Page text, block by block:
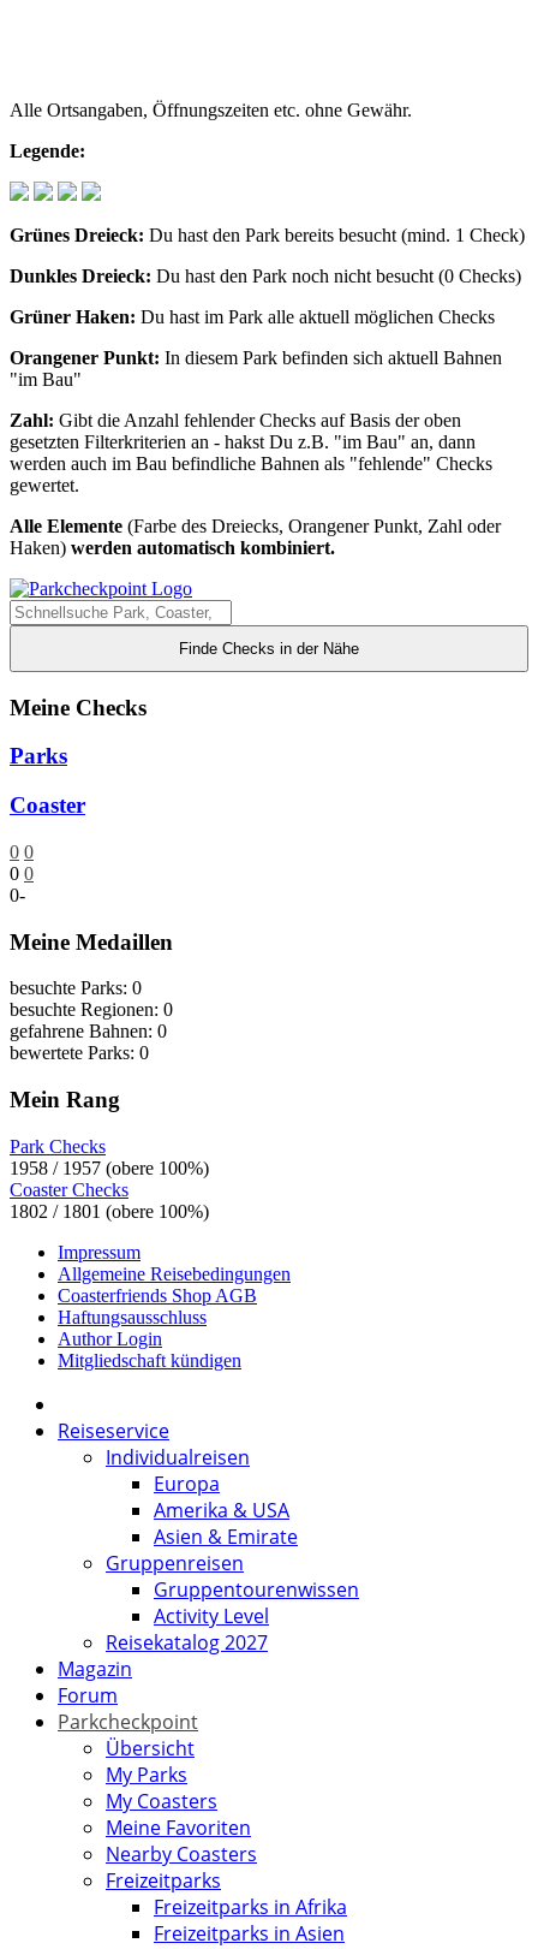
Alle Ortsangaben, Öffnungszeiten etc. ohne Gewähr.
Legende:
Grünes Dreieck: Du hast den Park bereits besucht (mind. 1 Check)
Dunkles Dreieck: Du hast den Park noch nicht besucht (0 Checks)
Grüner Haken: Du hast im Park alle aktuell möglichen Checks
Orangener Punkt: In diesem Park befinden sich aktuell Bahnen
"im Bau"
Zahl: Gibt die Anzahl fehlender Checks auf Basis der oben
gesetzten Filterkriterien an - hakst Du z.B. "im Bau" an, dann
werden auch im Bau befindliche Bahnen als "fehlende" Checks
gewertet.
Alle Elemente (Farbe des Dreiecks, Orangener Punkt, Zahl oder
Haken) werden automatisch kombiniert.
Finde Checks in der Nähe
Meine Checks
Parks
Coaster
0 0
0 0
0-
Meine Medaillen
besuchte Parks: 0
besuchte Regionen: 0
gefahrene Bahnen: 0
bewertete Parks: 0
Mein Rang
Park Checks
1958 / 1957 (obere 100%)
Coaster Checks
1802 / 1801 (obere 100%)
Impressum
Allgemeine Reisebedingungen
Coasterfriends Shop AGB
Haftungsausschluss
Author Login
Mitgliedschaft kündigen
Reiseservice
Individualreisen
Europa
Amerika & USA
Asien & Emirate
Gruppenreisen
Gruppentourenwissen
Activity Level
Reisekatalog 2027
Magazin
Forum
Parkcheckpoint
Übersicht
My Parks
My Coasters
Meine Favoriten
Nearby Coasters
Freizeitparks
Freizeitparks in Afrika
Freizeitparks in Asien